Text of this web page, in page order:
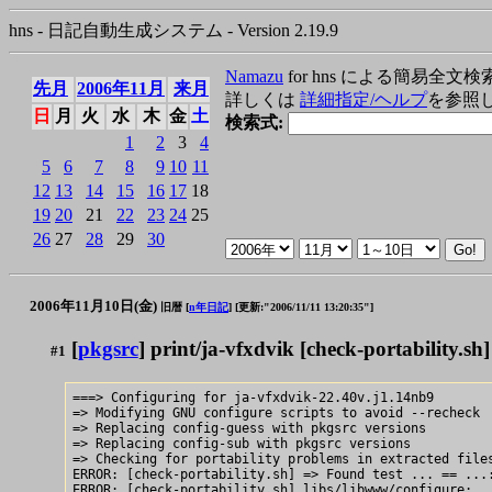
hns - 日記自動生成システム - Version 2.19.9
先月 2006年11月
来月
日
月 火 水 木 金 土
1
2 3
4
5
6 7 8 9 10 11
12 13 14 15 16 17 18
19 20 21 22 23 24 25
26 27 28 29 30
Namazu for hns による簡易全文検
詳しくは 詳細指定/ヘルプを参照
検索式:
2006年11月10日(金) 旧暦 [n年日記] [更新:"2006/11/11 13:20:35"]
#1 [pkgsrc] print/ja-vfxdvik [check-portability.sh]
===> Configuring for ja-vfxdvik-22.40v.j1.14nb9
=> Modifying GNU configure scripts to avoid --recheck
=> Replacing config-guess with pkgsrc versions
=> Replacing config-sub with pkgsrc versions
=> Checking for portability problems in extracted
ERROR: [check-portability.sh] => Found test ... == ...: